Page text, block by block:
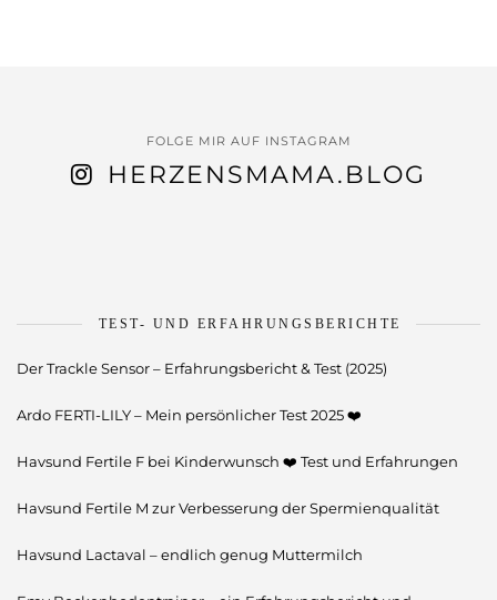
FOLGE MIR AUF INSTAGRAM
HERZENSMAMA.BLOG
TEST- UND ERFAHRUNGSBERICHTE
Der Trackle Sensor – Erfahrungsbericht & Test (2025)
Ardo FERTI-LILY – Mein persönlicher Test 2025 ❤️
Havsund Fertile F bei Kinderwunsch ❤️ Test und Erfahrungen
Havsund Fertile M zur Verbesserung der Spermienqualität
Havsund Lactaval – endlich genug Muttermilch